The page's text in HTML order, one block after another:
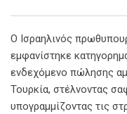
Ο Ισραηλινός
εμφανίστηκε
ενδεχόμενο πώλησης
Τουρκία, στέλνοντας
υπογραμμίζοντας τις